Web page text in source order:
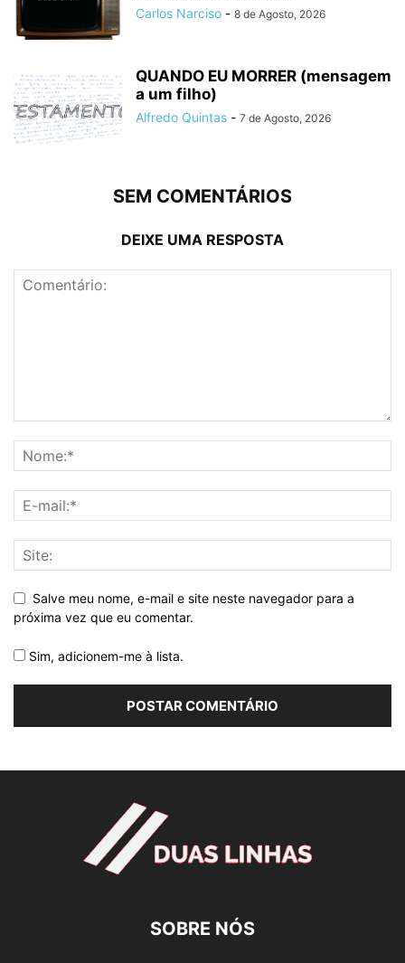
Carlos Narciso - 8 de Agosto, 2026
QUANDO EU MORRER (mensagem
a um filho)
Alfredo Quintas - 7 de Agosto, 2026
SEM COMENTÁRIOS
DEIXE UMA RESPOSTA
Salve meu nome, e-mail e site neste navegador para a
próxima vez que eu comentar.
Sim, adicionem-me à lista.
SOBRE NÓS